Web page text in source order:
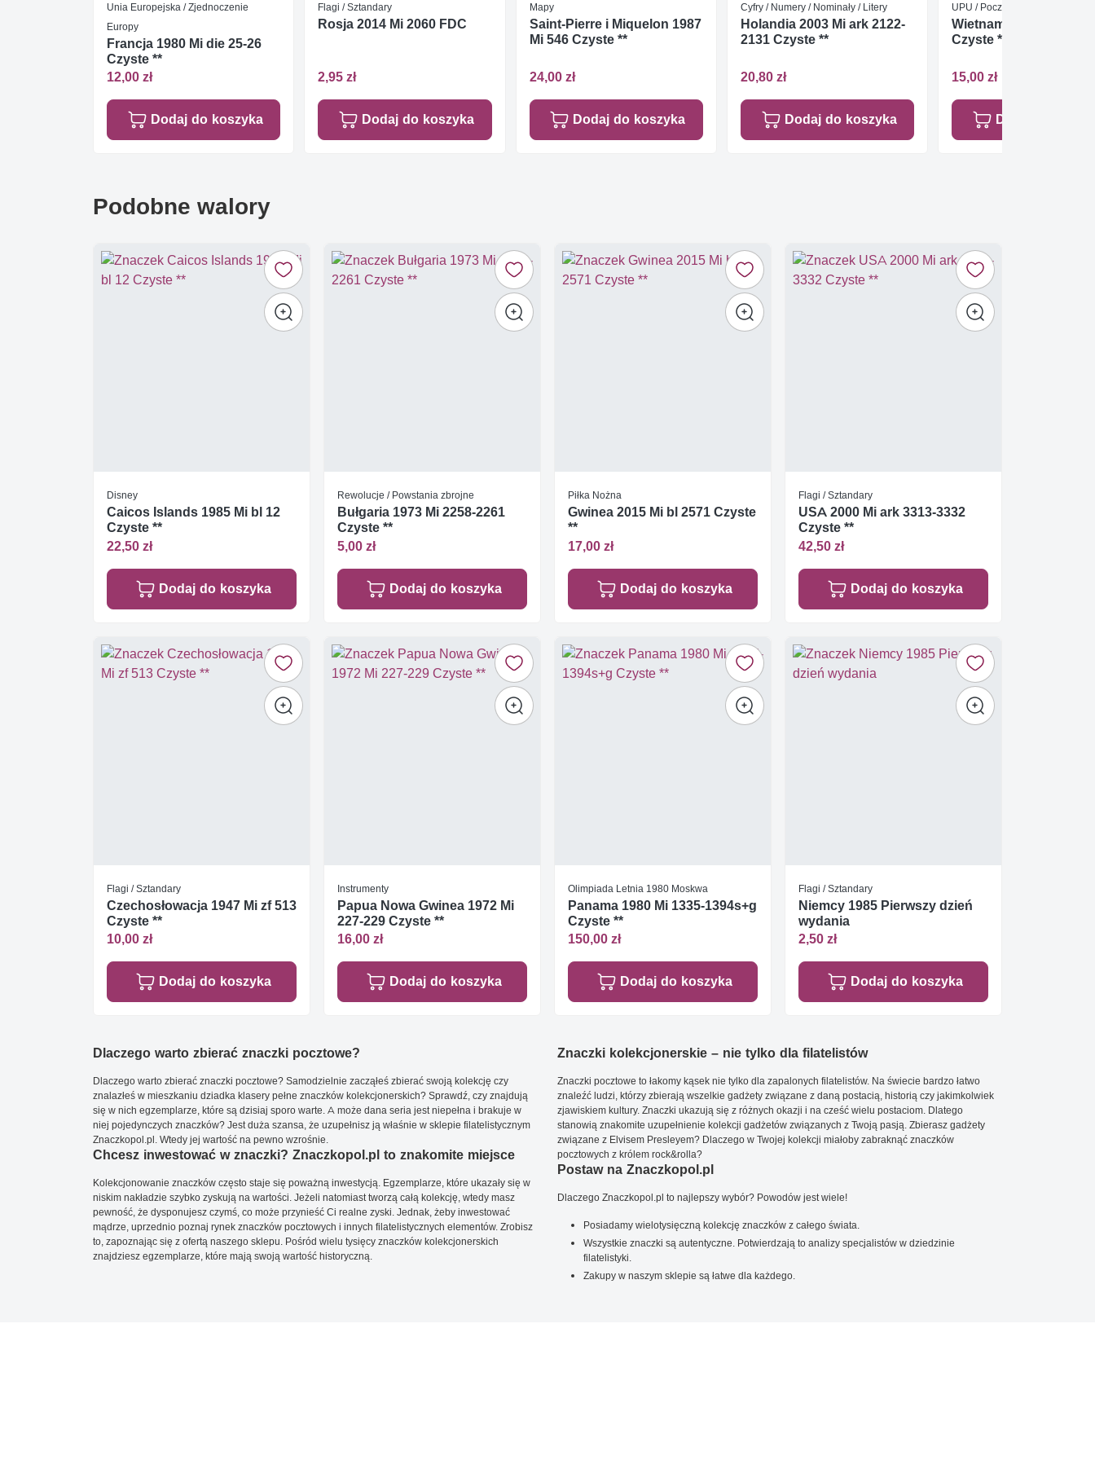
Unia Europejska / Zjednoczenie
Europy
Francja 1980 Mi die 25-26
Czyste **
12,00 zł
Dodaj do koszyka
Flagi / Sztandary
Rosja 2014 Mi 2060 FDC
2,95 zł
Dodaj do koszyka
Mapy
Saint-Pierre i Miquelon 1987
Mi 546 Czyste **
24,00 zł
Dodaj do koszyka
Cyfry / Numery / Nominały / Litery
Holandia 2003 Mi ark 2122-
2131 Czyste **
20,80 zł
Dodaj do koszyka
UPU / Poczta
Wietnam 1974 Mi 572-
Czyste **
15,00 zł
Dodaj do
Podobne walory
Disney
Caicos Islands 1985 Mi bl 12
Czyste **
22,50 zł
Dodaj do koszyka
Rewolucje / Powstania zbrojne
Bułgaria 1973 Mi 2258-2261
Czyste **
5,00 zł
Dodaj do koszyka
Piłka Nożna
Gwinea 2015 Mi bl 2571 Czyste
**
17,00 zł
Dodaj do koszyka
Flagi / Sztandary
USA 2000 Mi ark 3313-3332
Czyste **
42,50 zł
Dodaj do koszyka
Flagi / Sztandary
Czechosłowacja 1947 Mi zf 513
Czyste **
10,00 zł
Dodaj do koszyka
Instrumenty
Papua Nowa Gwinea 1972 Mi
227-229 Czyste **
16,00 zł
Dodaj do koszyka
Olimpiada Letnia 1980 Moskwa
Panama 1980 Mi 1335-1394s+g
Czyste **
150,00 zł
Dodaj do koszyka
Flagi / Sztandary
Niemcy 1985 Pierwszy dzień
wydania
2,50 zł
Dodaj do koszyka
Dlaczego warto zbierać znaczki pocztowe?
Dlaczego warto zbierać znaczki pocztowe? Samodzielnie zacząłeś zbierać swoją kolekcję czy
znalazłeś w mieszkaniu dziadka klasery pełne znaczków kolekcjonerskich? Sprawdź, czy znajdują
się w nich egzemplarze, które są dzisiaj sporo warte. A może dana seria jest niepełna i brakuje w
niej pojedynczych znaczków? Jest duża szansa, że uzupełnisz ją właśnie w sklepie filatelistycznym
Znaczkopol.pl. Wtedy jej wartość na pewno wzrośnie.
Chcesz inwestować w znaczki? Znaczkopol.pl to znakomite miejsce
Kolekcjonowanie znaczków często staje się poważną inwestycją. Egzemplarze, które ukazały się w
niskim nakładzie szybko zyskują na wartości. Jeżeli natomiast tworzą całą kolekcję, wtedy masz
pewność, że dysponujesz czymś, co może przynieść Ci realne zyski. Jednak, żeby inwestować
mądrze, uprzednio poznaj rynek znaczków pocztowych i innych filatelistycznych elementów. Zrobisz
to, zapoznając się z ofertą naszego sklepu. Pośród wielu tysięcy znaczków kolekcjonerskich
znajdziesz egzemplarze, które mają swoją wartość historyczną.
Znaczki kolekcjonerskie – nie tylko dla filatelistów
Znaczki pocztowe to łakomy kąsek nie tylko dla zapalonych filatelistów. Na świecie bardzo łatwo
znaleźć ludzi, którzy zbierają wszelkie gadżety związane z daną postacią, historią czy jakimkolwiek
zjawiskiem kultury. Znaczki ukazują się z różnych okazji i na cześć wielu postaciom. Dlatego
stanowią znakomite uzupełnienie kolekcji gadżetów związanych z Twoją pasją. Zbierasz gadżety
związane z Elvisem Presleyem? Dlaczego w Twojej kolekcji miałoby zabraknąć znaczków
pocztowych z królem rock&rolla?
Postaw na Znaczkopol.pl
Dlaczego Znaczkopol.pl to najlepszy wybór? Powodów jest wiele!
Posiadamy wielotysięczną kolekcję znaczków z całego świata.
Wszystkie znaczki są autentyczne. Potwierdzają to analizy specjalistów w dziedzinie
filatelistyki.
Zakupy w naszym sklepie są łatwe dla każdego.